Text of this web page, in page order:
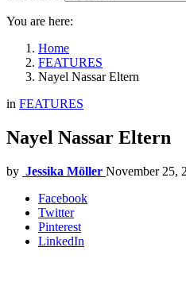
You are here:
Home
FEATURES
Nayel Nassar Eltern
in FEATURES
Nayel Nassar Eltern
by Jessika Möller November 25,
Facebook
Twitter
Pinterest
LinkedIn